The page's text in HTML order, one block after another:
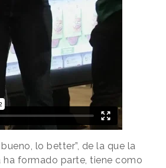
lo better”, de la que la
ha formado parte, tiene como